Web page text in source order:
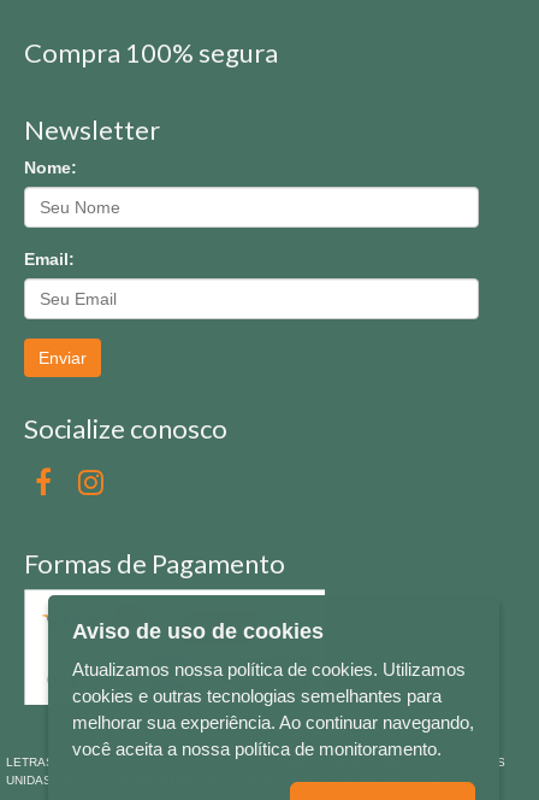
Compra 100% segura
Newsletter
Nome:
Email:
Enviar
Socialize conosco
Formas de Pagamento
LETRAS & CIA - CNPJ n° 88.587.548/0001-20 - Térreo Bourbon Shopping - AV. NAÇÕES
UNIDAS , 2001 - Lojas 1064/1065 - RIO BRANCO - - NOVO HAMBURGO - RS
Aviso de uso de cookies
Atualizamos nossa política de cookies. Utilizamos
cookies e outras tecnologias semelhantes para
melhorar sua experiência. Ao continuar navegando,
você aceita a nossa política de monitoramento.